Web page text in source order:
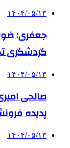
۱۴۰۴/۰۵/۱۳
جعفری:
گردشگری
۱۴۰۴/۰۵/۱۳
صالحی
پدیده
۱۴۰۴/۰۵/۱۳